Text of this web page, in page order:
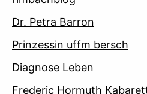
Dr. Petra Barron
Prinzessin uffm bersch
Diagnose Leben
Frederic Hormuth